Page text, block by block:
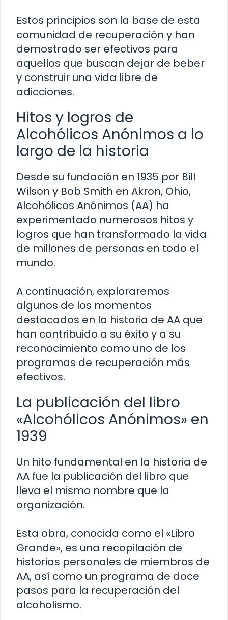
Estos principios son la base de esta
comunidad de recuperación y han
demostrado ser efectivos para
aquellos que buscan dejar de beber
y construir una vida libre de
adicciones.
Hitos y logros de
Alcohólicos Anónimos a lo
largo de la historia
Desde su fundación en 1935 por Bill
Wilson y Bob Smith en Akron, Ohio,
Alcohólicos Anónimos (AA) ha
experimentado numerosos hitos y
logros que han transformado la vida
de millones de personas en todo el
mundo.
A continuación, exploraremos
algunos de los momentos
destacados en la historia de AA que
han contribuido a su éxito y a su
reconocimiento como uno de los
programas de recuperación más
efectivos.
La publicación del libro
«Alcohólicos Anónimos» en
1939
Un hito fundamental en la historia de
AA fue la publicación del libro que
lleva el mismo nombre que la
organización.
Esta obra, conocida como el «Libro
Grande», es una recopilación de
historias personales de miembros de
AA, así como un programa de doce
pasos para la recuperación del
alcoholismo.